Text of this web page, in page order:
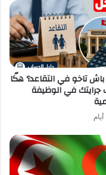
تاخو في التقاعد؟ هكّا
في الوظيفة